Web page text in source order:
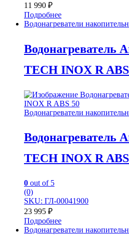
11 990 ₽
Подробнее
Водонагреватели
Водонагреватель
TECH INOX R
Водонагреватели
Водонагреватель
TECH INOX R
0 out of 5
(0)
SKU: ГЛ-00041900
23 995 ₽
Подробнее
Водонагреватели